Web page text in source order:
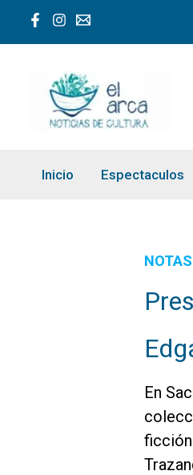
Inicio Espectaculos
NOTAS
En